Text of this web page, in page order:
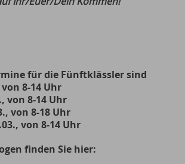
für die Fünftklässler sind
8-14 Uhr
von 8-14 Uhr
von 8-18 Uhr
von 8-14 Uhr
finden Sie hier: